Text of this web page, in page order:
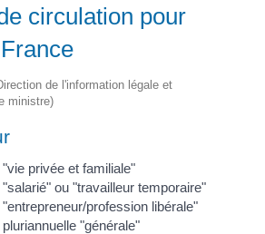
circulation pour
de l'information légale et
ministre)
privée et familiale"
ou "travailleur temporaire"
profession libérale"
"générale"